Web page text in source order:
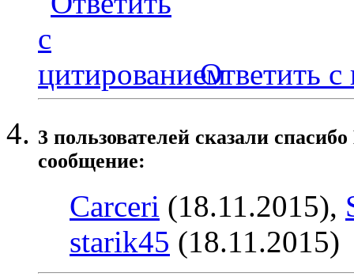
Ответить с
3 пользователей сказали
сообщение:
Carceri (18.11.2015),
starik45 (18.11.2015)